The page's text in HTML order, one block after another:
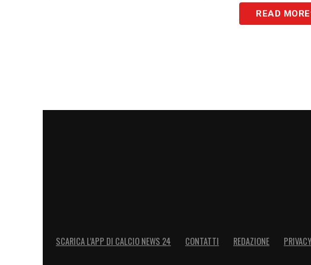
reagito bene, ma dobbiamo migliorare e fare più
READ MORE
SCARICA L’APP DI CALCIO NEWS 24 CONTATTI REDAZIONE